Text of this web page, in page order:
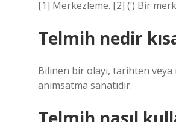
[1] Merkezleme. [2] (‘) Bir
Telmih nedir
Bilinen bir olayı, tarihten
anımsatma sanatıdır.